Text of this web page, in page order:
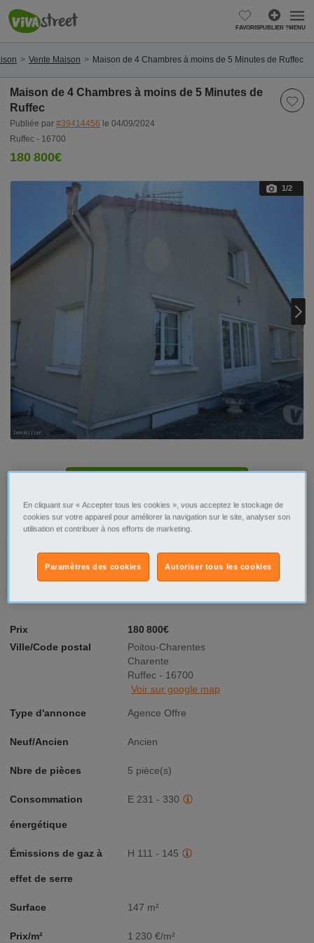
FAVORISPUBLIER ?MENU
Vente Maison Maison de 4 Chambres à moins de 5 Minutes de Ruffec
Maison de 4 Chambres à moins de 5 Minutes de
Ruffec
Publiée par #39414456 le 04/09/2024
Ruffec - 16700
180 800€
1/2
Prix
180 800€
Ville/Code postal
Poitou-Charentes
Charente
Ruffec - 16700
Voir sur google map
Type d'annonce Agence Offre
Neuf/Ancien Ancien
Nbre de pièces 5 pièce(s)
Consommation
énergétique
E 231 - 330
Émissions de gaz à
effet de serre
H 111 - 145
Surface 147 m²
Prix/m² 1 230 €/m²
Contacter par email
Signaler cette annonce
En cliquant sur « Accepter tous les cookies », vous acceptez le stockage de
cookies sur votre appareil pour améliorer la navigation sur le site, analyser son
utilisation et contribuer à nos efforts de marketing.
Autoriser tous les cookies
Paramètres des cookies